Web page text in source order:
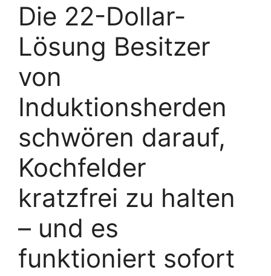
Die 22-Dollar-
Lösung Besitzer
von
Induktionsherden
schwören darauf,
Kochfelder
kratzfrei zu halten
– und es
funktioniert sofort